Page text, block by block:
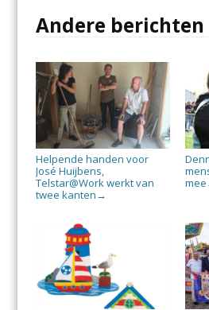
Andere berichten
Helpende handen voor
José Huijbens,
Telstar@Work werkt van
twee kanten →
mee